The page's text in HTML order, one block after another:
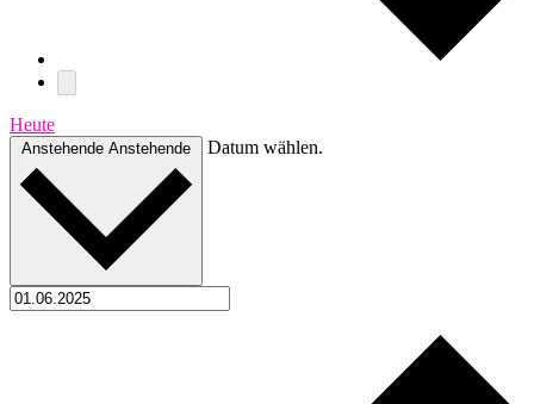
Heute
Anstehende Anstehende Datum wählen.